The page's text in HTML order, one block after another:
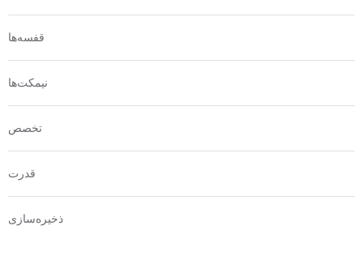
قفسه‌ها
نیمکت‌ها
تخصص
قدرت
ذخیره‌سازی